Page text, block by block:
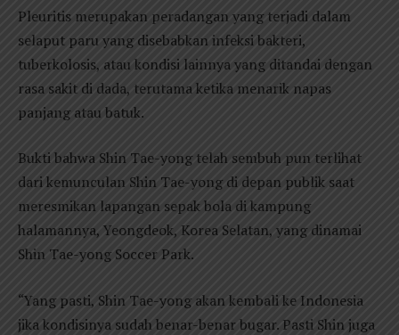
Pleuritis merupakan peradangan yang terjadi dalam
selaput paru yang disebabkan infeksi bakteri,
tuberkolosis, atau kondisi lainnya yang ditandai dengan
rasa sakit di dada, terutama ketika menarik napas
panjang atau batuk.
Bukti bahwa Shin Tae-yong telah sembuh pun terlihat
dari kemunculan Shin Tae-yong di depan publik saat
meresmikan lapangan sepak bola di kampung
halamannya, Yeongdeok, Korea Selatan, yang dinamai
Shin Tae-yong Soccer Park.
“Yang pasti, Shin Tae-yong akan kembali ke Indonesia
jika kondisinya sudah benar-benar bugar. Pasti Shin juga